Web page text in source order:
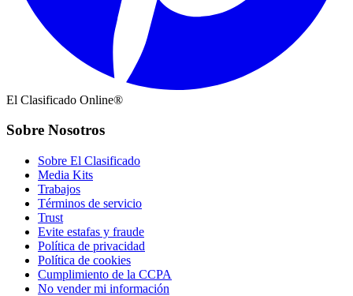
El Clasificado Online®
Sobre Nosotros
Sobre El Clasificado
Media Kits
Trabajos
Términos de servicio
Trust
Evite estafas y fraude
Política de privacidad
Política de cookies
Cumplimiento de la CCPA
No vender mi información